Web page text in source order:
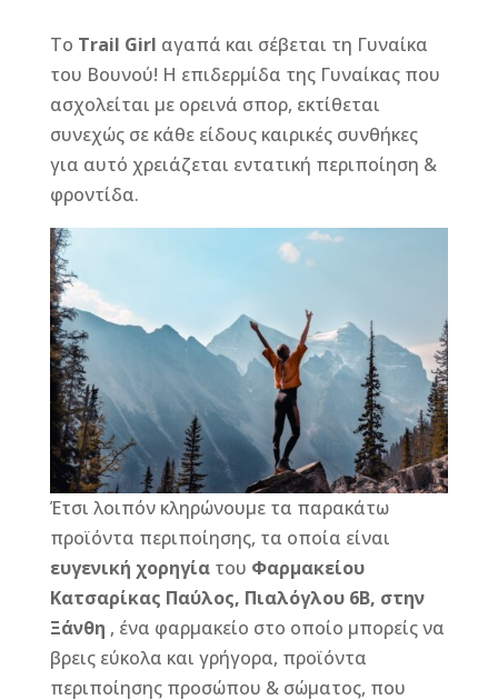
c
e
b
o
o
k
e
ss
e
n
g
e
r
e
r
ai
l
w
it
te
r
te
r
e
st
Το Trail Girl αγαπά και σέβεται τη Γυναίκα
του Βουνού! Η επιδερμίδα της Γυναίκας που
ασχολείται με ορεινά σπορ, εκτίθεται
συνεχώς σε κάθε είδους καιρικές συνθήκες
για αυτό χρειάζεται εντατική περιποίηση &
φροντίδα.
Έτσι λοιπόν κληρώνουμε τα παρακάτω
προϊόντα περιποίησης, τα οποία είναι
ευγενική χορηγίατου Φαρμακείου
Κατσαρίκας Παύλος, Πιαλόγλου 6Β, στην
Ξάνθη , ένα φαρμακείο στο οποίο μπορείς να
βρεις εύκολα και γρήγορα, προϊόντα
περιποίησης προσώπου & σώματος, που